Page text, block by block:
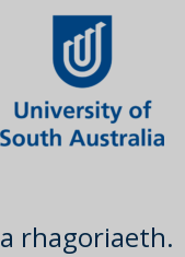
a rhagoriaeth.